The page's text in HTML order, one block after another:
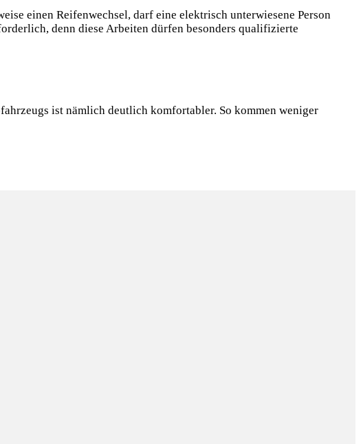
einen Reifenwechsel, darf eine elektrisch unterwiesene Person
denn diese Arbeiten dürfen besonders qualifizierte
ist nämlich deutlich komfortabler. So kommen weniger